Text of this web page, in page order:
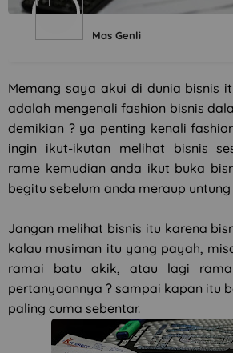
Mas Genli
Memang saya akui di dunia bisnis
adalah mengenali fashion bisnis
demikian ? ya penting kenali
ingin ikut-ikutan melihat bisnis
rame kemudian anda ikut buka
begitu sebelum anda meraup
Jangan melihat bisnis itu karena
kalau musiman itu yang payah,
ramai batu akik, atau lagi
pertanyaannya ? sampai kapan itu
paling cuma sebentar.